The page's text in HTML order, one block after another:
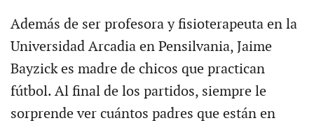
Además de ser profesora y fisioterapeuta en la
Universidad Arcadia en Pensilvania, Jaime
Bayzick es madre de chicos que practican
fútbol. Al final de los partidos, siempre le
sorprende ver cuántos padres que están en